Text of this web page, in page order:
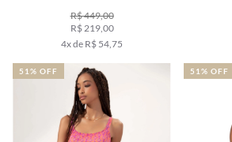
R$ 449,00
R$ 219,00
4x de R$ 54,75
51% OFF 51% OFF